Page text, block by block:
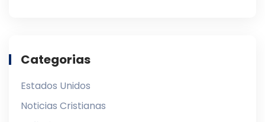
Categorias
Estados Unidos
Noticias Cristianas